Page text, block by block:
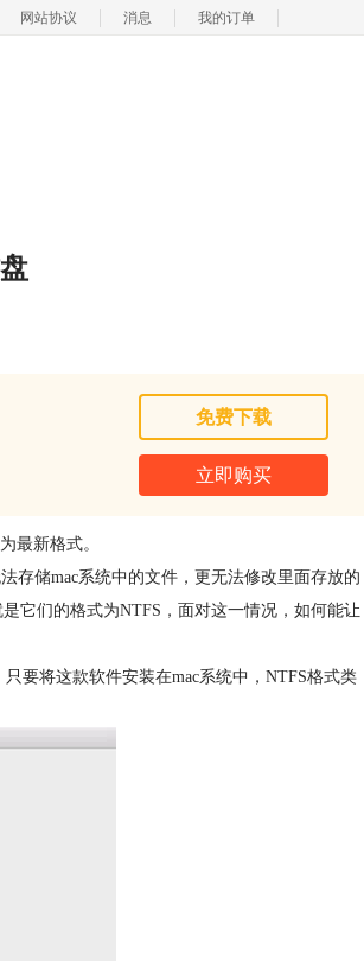
网站协议 消息 我的订单
免费下载
立即购买
最新格式。
存储mac系统中的文件，更无法修改里面存放的
它们的格式为NTFS，面对这一情况，如何能让
要将这款软件安装在mac系统中，NTFS格式类